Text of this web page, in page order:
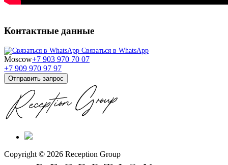
Контактные данные
Связаться в WhatsApp
Moscow+7 903 970 70 07
+7 909 970 97 97
Отправить запрос
Copyright © 2026 Reception Group